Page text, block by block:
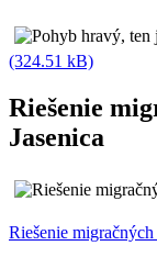
(324.51 kB)
Riešenie
Jasenica
Riešenie